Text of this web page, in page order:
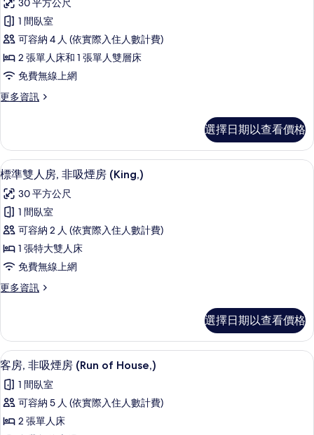
所
有
相
片
吸
煙
房
(Family,)
的
詳
情
標
準
四
人
非
煙
房
(Family,)
的
所
有
相
片
30 平方公尺
1 間臥室
可容納 4 人 (依實際入住人數計費)
2 張單人床和 1 張單人雙層床
免費無線上網
更多資訊
更
四
人
房,
吸
煙
房
(Family,)
的
詳
情
選擇日期以查看價格
顯
示
標
準
雙
人
非
煙
房
(King,)
的
所
有
羽絨被、客房內保險箱、書桌、熨斗/
13
標準雙人房, 非吸煙房 (King,)
30 平方公尺
1 間臥室
可容納 2 人 (依實際入住人數計費)
1 張特大雙人床
免費無線上網
更多資訊
更
雙
人
房,
吸
煙
(King,)
選擇日期以查看價格
顯
示
客
房,
非
10
客房, 非吸煙房 (Run of House,)
1 間臥室
可容納 5 人 (依實際入住人數計費)
2 張單人床